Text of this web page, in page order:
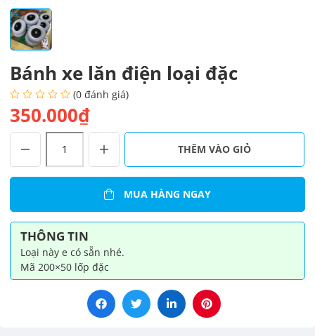
Bánh xe lăn điện loại đặc
(0 đánh giá)
350.000₫
lăn
đặc
số
lượng
THÊM VÀO GIỎ
MUA HÀNG NGAY
THÔNG TIN
Loại này e có sẵn nhé.
Mã 200×50 lốp đặc